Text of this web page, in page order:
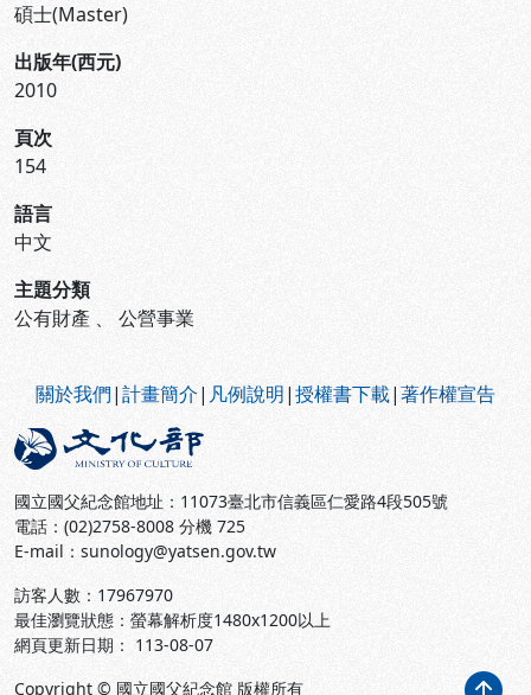
碩士(Master)
出版年(西元)
2010
頁次
154
語言
中文
主題分類
公有財產 、 公營事業
關於我們|計畫簡介| 凡例說明|授權書下載|著作權宣告
國立國父紀念館地址：11073臺北市信義區仁愛路4段505號
電話：(02)2758-8008 分機 725
E-mail：sunology@yatsen.gov.tw
訪客人數： 17967970
最佳瀏覽狀態：螢幕解析度1480x1200以上
網頁更新日期： 113-08-07
Copyright © 國立國父紀念館 版權所有